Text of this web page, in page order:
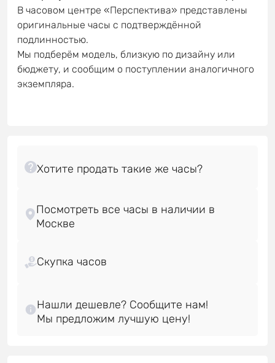
В часовом центре «Перспектива» представлены
оригинальные часы с подтверждённой
подлинностью.
Мы подберём модель, близкую по дизайну или
бюджету, и сообщим о поступлении аналогичного
экземпляра.
Посмотреть все часы в наличии в
Скупка часов
Нашли дешевле? Сообщите нам!